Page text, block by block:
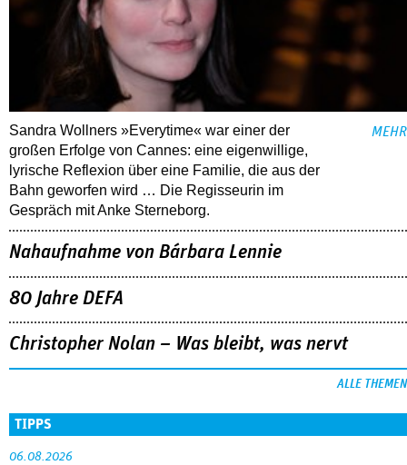
Sandra Wollners »Everytime« war einer der
großen Erfolge von Cannes: eine eigenwillige,
lyrische Reflexion über eine ­Familie, die aus der
Bahn geworfen wird … Die Regisseurin im
Gespräch mit Anke Sterneborg.
MEHR
Nahaufnahme von Bárbara Lennie
80 Jahre DEFA
Christopher Nolan – Was bleibt, was nervt
ALLE THEMEN
TIPPS
06.08.2026